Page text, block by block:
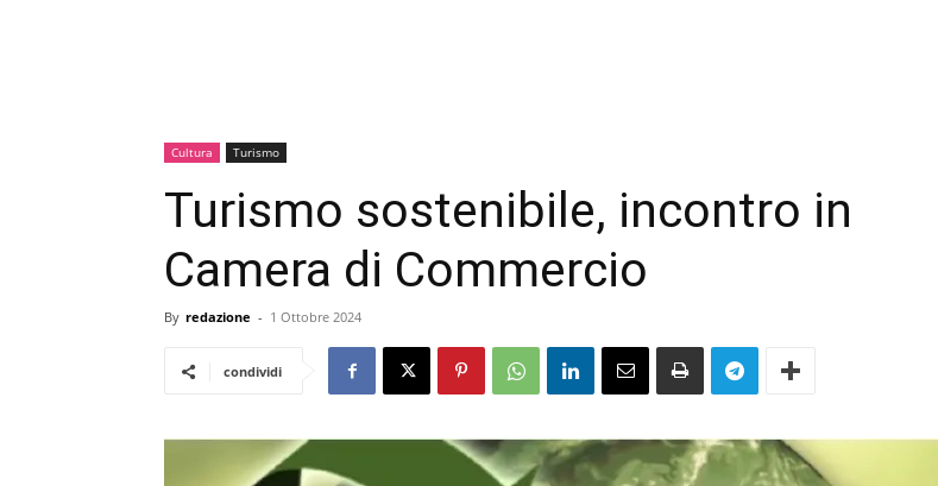
Cultura Turismo
Turismo sostenibile, incontro in
Camera di Commercio
By redazione - 1 Ottobre 2024
condividi